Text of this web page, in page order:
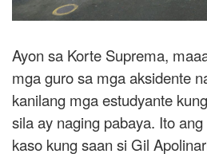
Ayon sa Korte Suprema,
mga guro sa mga aksidente
kanilang mga estudyante
sila ay naging pabaya. Ito
kaso kung saan si Gil